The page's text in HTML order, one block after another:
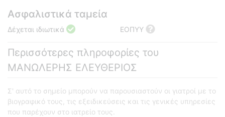
Ασφαλιστικά ταμεία
Δέχεται ιδιωτικά ΕΟΠΥΥ
Περισσότερες πληροφορίες του
ΜΑΝΩΛΕΡΗΣ ΕΛΕΥΘΕΡΙΟΣ
Σ' αυτό το σημείο μπορούν να παρουσιαστούν οι γιατροί με το
βιογραφικό τους, τις εξειδικεύσεις και τις γενικές υπηρεσίες
που παρέχουν στο ιατρείο τους.